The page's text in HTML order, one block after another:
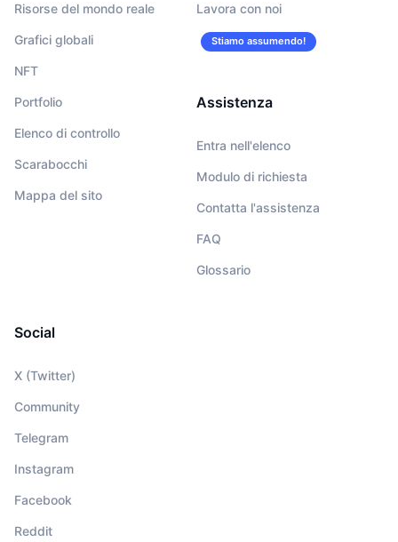
Risorse del mondo reale
Grafici globali
NFT
Portfolio
Elenco di controllo
Scarabocchi
Mappa del sito
Lavora con noi
Stiamo assumendo!
Assistenza
Entra nell'elenco
Modulo di richiesta
Contatta l'assistenza
FAQ
Glossario
Social
X (Twitter)
Community
Telegram
Instagram
Facebook
Reddit